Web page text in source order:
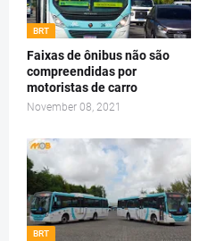
BRT
Faixas de ônibus não são
compreendidas por
motoristas de carro
November 08, 2021
BRT